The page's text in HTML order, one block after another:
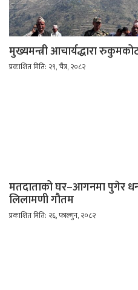
मुख्यमन्त्री आचार्यद्धारा
प्रकाशित मिति: २९, चैत्र, २०८२
मतदाताको घर–आगनमा पुगेर
लिलामणी गौतम
प्रकाशित मिति: २६, फाल्गुन, २०८२